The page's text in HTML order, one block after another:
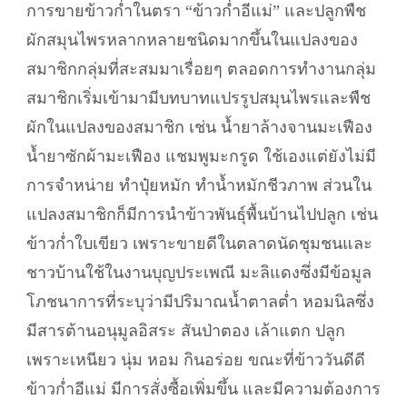
การขายข้าวก่ำในตรา “ข้าวก่ำอีแม่” และปลูกพืช
ผักสมุนไพรหลากหลายชนิดมากขึ้นในแปลงของ
สมาชิกกลุ่มที่สะสมมาเรื่อยๆ ตลอดการทำงานกลุ่ม
สมาชิกเริ่มเข้ามามีบทบาทแปรรูปสมุนไพรและพืช
ผักในแปลงของสมาชิก เช่น น้ำยาล้างจานมะเฟือง
น้ำยาซักผ้ามะเฟือง แชมพูมะกรูด ใช้เองแต่ยังไม่มี
การจำหน่าย ทำปุ๋ยหมัก ทำน้ำหมักชีวภาพ ส่วนใน
แปลงสมาชิกก็มีการนำข้าวพันธุ์พื้นบ้านไปปลูก เช่น
ข้าวก่ำใบเขียว เพราะขายดีในตลาดนัดชุมชนและ
ชาวบ้านใช้ในงานบุญประเพณี มะลิแดงซึ่งมีข้อมูล
โภชนาการที่ระบุว่ามีปริมาณน้ำตาลต่ำ หอมนิลซึ่ง
มีสารต้านอนุมูลอิสระ สันป่าตอง เล้าแตก ปลูก
เพราะเหนียว นุ่ม หอม กินอร่อย ขณะที่ข้าววันดีดี
ข้าวก่ำอีแม่ มีการสั่งซื้อเพิ่มขึ้น และมีความต้องการ